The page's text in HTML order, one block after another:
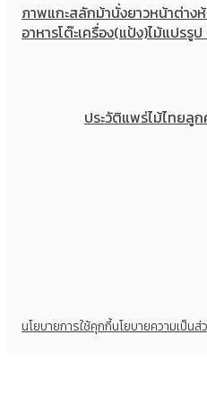
ภาพแกะสลักม้านั่งยาวหน้าต่าง
อาหารโต๊ะเครื่อง(แป้ง)ไม้แปรรู
ประวัติแพร่ไม้ไทยลูก
นโยบายการใช้คุกกี้นโยบายความเป็นส่